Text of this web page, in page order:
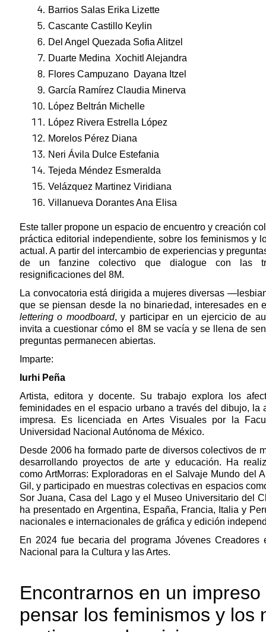
Barrios Salas Erika Lizette
Cascante Castillo Keylin
Del Angel Quezada Sofia Alitzel
Duarte Medina Xochitl Alejandra
Flores Campuzano Dayana Itzel
García Ramírez Claudia Minerva
López Beltrán Michelle
López Rivera Estrella López
Morelos Pérez Diana
Neri Ávila Dulce Estefania
Tejeda Méndez Esmeralda
Velázquez Martinez Viridiana
Villanueva Dorantes Ana Elisa
Este taller propone un espacio de encuentro y creación
práctica editorial independiente, sobre los feminismos y
actual. A partir del intercambio de experiencias y
de un fanzine colectivo que dialogue con las
resignificaciones del 8M.
La convocatoria está dirigida a mujeres diversas
que se piensan desde la no binariedad, interesades en
lettering o moodboard, y participar en un ejercicio de
invita a cuestionar cómo el 8M se vacía y se llena de
preguntas permanecen abiertas.
Imparte:
Iurhi Peña
Artista, editora y docente. Su trabajo explora los
feminidades en el espacio urbano a través del dibujo, la
impresa. Es licenciada en Artes Visuales por la
Universidad Nacional Autónoma de México.
Desde 2006 ha formado parte de diversos colectivos de
desarrollando proyectos de arte y educación. Ha
como ArtMorras: Exploradoras en el Salvaje Mundo del
Gil, y participado en muestras colectivas en espacios
Sor Juana, Casa del Lago y el Museo Universitario del
ha presentado en Argentina, España, Francia, Italia y
nacionales e internacionales de gráfica y edición
En 2024 fue becaria del programa Jóvenes Creadores
Nacional para la Cultura y las Artes.